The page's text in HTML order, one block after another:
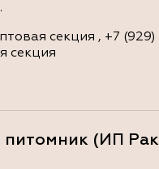
секция , +7 (929)
секция
питомник (ИП Рак